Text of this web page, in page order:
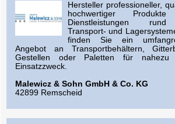
Hersteller professioneller,
hochwertiger
Dienstleistungen
Transport- und
finden Sie ein
Angebot an Transportbehältern,
Gestellen oder Paletten für nahezu
Einsatzzweck.
Malewicz & Sohn GmbH & Co. KG
42899 Remscheid